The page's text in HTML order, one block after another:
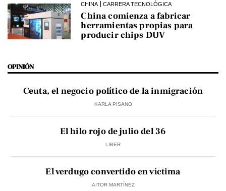
CHINA CARRERA TECNOLÓGICA
China comienza a fabricar
herramientas propias para
producir chips DUV
OPINIÓN
Ceuta, el negocio político de la inmigración
KARLA PISANO
El hilo rojo de julio del 36
LIBER
El verdugo convertido en víctima
AITOR MARTÍNEZ